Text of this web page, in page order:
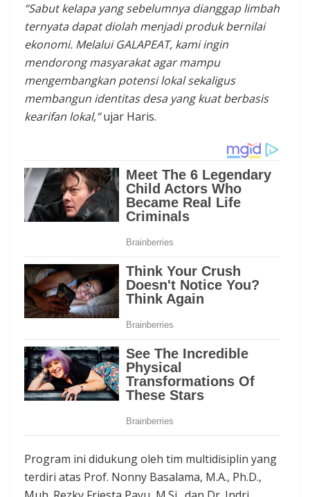
“Sabut kelapa yang sebelumnya dianggap limbah
ternyata dapat diolah menjadi produk bernilai
ekonomi. Melalui GALAPEAT, kami ingin
mendorong masyarakat agar mampu
mengembangkan potensi lokal sekaligus
membangun identitas desa yang kuat berbasis
kearifan lokal,”ujar Haris.
Program ini didukung oleh tim multidisiplin yang
terdiri atas Prof. Nonny Basalama, M.A., Ph.D.,